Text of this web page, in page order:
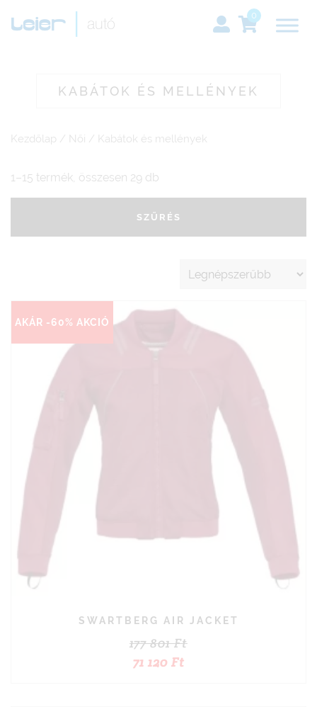
0
KABÁTOK ÉS MELLÉNYEK
Kezdőlap / Női / Kabátok és mellények
1–15 termék, összesen 29 db
SZŰRÉS
AKÁR -60% AKCIÓ
SWARTBERG AIR JACKET
177 801Ft
71 120 Ft